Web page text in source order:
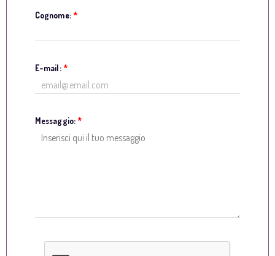
Cognome:*
E-mail:*
Messaggio:*